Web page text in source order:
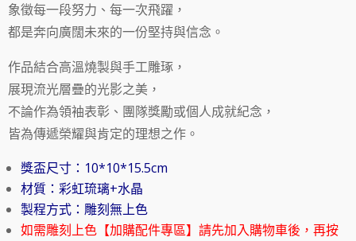
象徵每一段努力、每一次飛躍，
都是奔向廣闊未來的一份堅持與信念。
作品結合高溫燒製與手工雕琢，
展現流光層疊的光影之美，
不論作為領袖表彰、團隊獎勵或個人成就紀念，
皆為傳遞榮耀與肯定的理想之作。
獎盃尺寸：10*10*15.5cm
材質：彩虹琉璃+水晶
製程方式：雕刻無上色
如需雕刻上色【加購配件專區】請先加入購物車後，再按